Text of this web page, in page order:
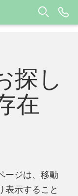
探し
在
ージは、移動
表示すること